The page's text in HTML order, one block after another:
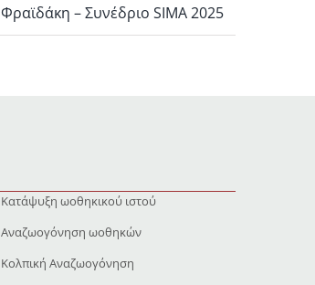
Φραϊδάκη – Συνέδριο SIMA 2025
Κατάψυξη ωοθηκικού ιστού
Αναζωογόνηση ωοθηκών
Κολπική Αναζωογόνηση